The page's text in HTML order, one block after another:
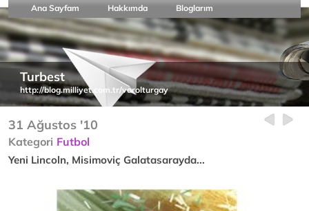
Ana Sayfam Hakkımda Bloglarım
Turbest
http://blog.milliyet.com.tr/varolturgay
31 Ağustos '10
Kategori Futbol
Yeni Lincoln, Misimoviç Galatasarayda...